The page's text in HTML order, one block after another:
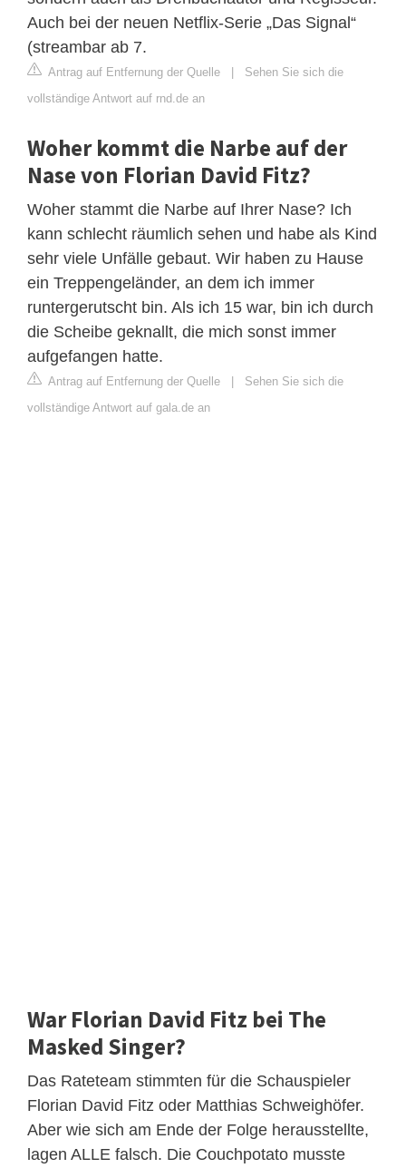
Auch bei der neuen Netflix-Serie „Das Signal“
(streambar ab 7.
Antrag auf Entfernung der Quelle | Sehen Sie sich die
vollständige Antwort auf rnd.de an
Woher kommt die Narbe auf der
Nase von Florian David Fitz?
Woher stammt die Narbe auf Ihrer Nase? Ich
kann schlecht räumlich sehen und habe als Kind
sehr viele Unfälle gebaut. Wir haben zu Hause
ein Treppengeländer, an dem ich immer
runtergerutscht bin. Als ich 15 war, bin ich durch
die Scheibe geknallt, die mich sonst immer
aufgefangen hatte.
Antrag auf Entfernung der Quelle | Sehen Sie sich die
vollständige Antwort auf gala.de an
War Florian David Fitz bei The
Masked Singer?
Das Rateteam stimmten für die Schauspieler
Florian David Fitz oder Matthias Schweighöfer.
Aber wie sich am Ende der Folge herausstellte,
lagen ALLE falsch. Die Couchpotato musste